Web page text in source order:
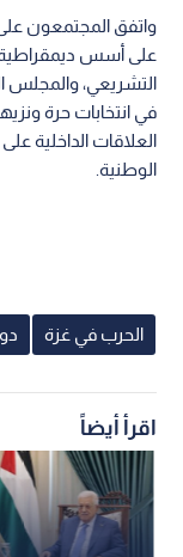
واتفق المجتمعون
على أسس ديمقراطية
التشريعي، والمجلس
في انتخابات حرة
العلاقات الداخلية
الوطنية.
الحرب في غزة
اقرأ أيضاً